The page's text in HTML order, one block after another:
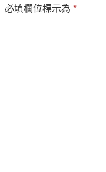
必填欄位標示為 *